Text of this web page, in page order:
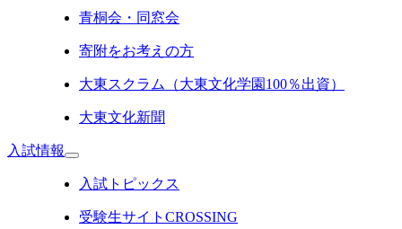
青桐会・同窓会
寄附をお考えの方
大東スクラム（大東文化学園100％出資）
大東文化新聞
入試情報
入試トピックス
受験生サイトCROSSING